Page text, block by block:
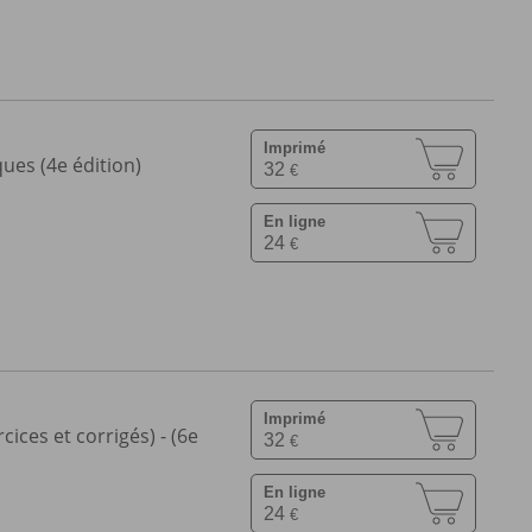
(4e édition)
Imprimé
32 €
En ligne
24 €
et corrigés) - (6e
Imprimé
32 €
En ligne
24 €